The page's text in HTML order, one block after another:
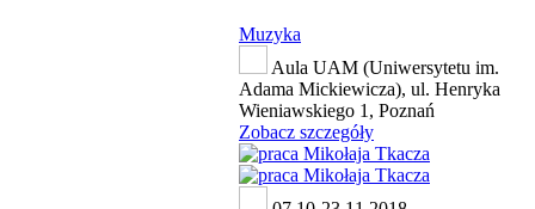
Muzyka
Aula UAM (Uniwersytetu im.
Adama Mickiewicza), ul. Henryka
Wieniawskiego 1, Poznań
Zobacz szczegóły